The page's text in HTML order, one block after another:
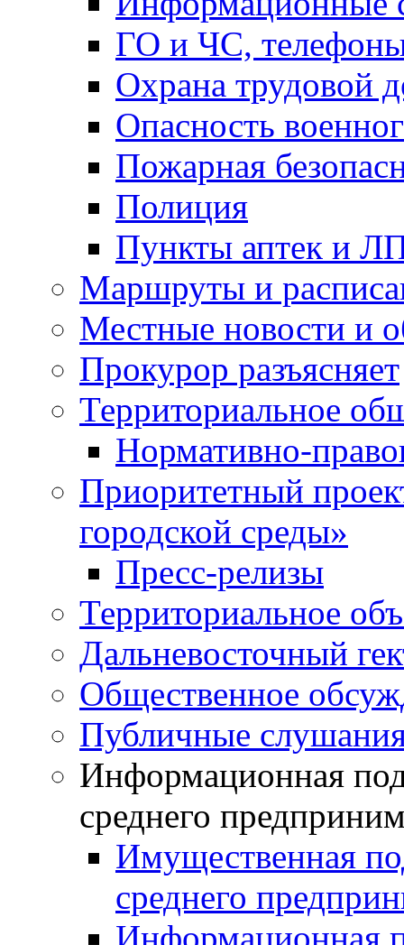
ГО и ЧС,
Охрана трудовой
Опасность
Пожарная
Полиция
Пункты аптек и
Маршруты и
Местные новости и
Прокурор разъясняет
Территориальное
Нормативно-
Приоритетный
городской среды»
Пресс-релизы
Территориальное
Дальневосточный
Общественное
Публичные
Информационная
среднего
Имущественная
среднего